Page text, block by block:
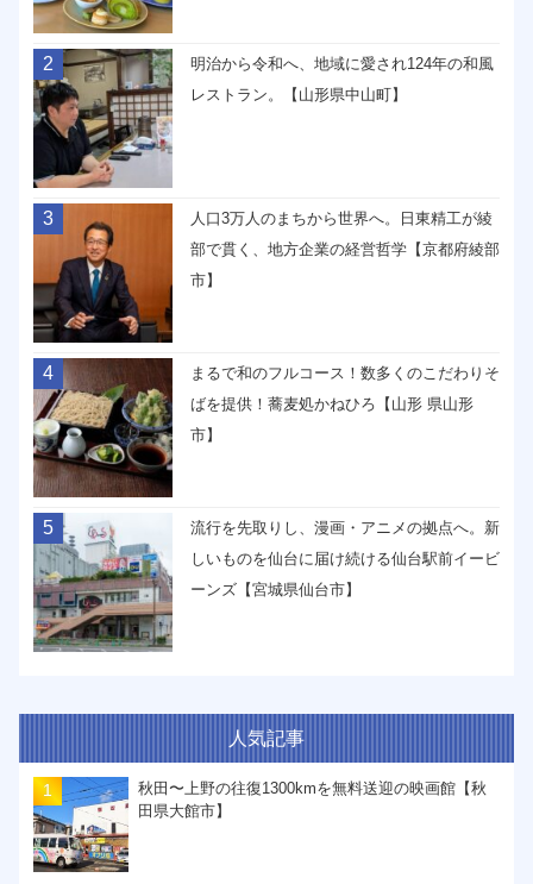
2
明治から令和へ、地域に愛され124年の和風
レストラン。【山形県中山町】
3
人口3万人のまちから世界へ。日東精工が綾
部で貫く、地方企業の経営哲学【京都府綾部
市】
4
まるで和のフルコース！数多くのこだわりそ
ばを提供！蕎麦処かねひろ【山形 県山形
市】
5
流行を先取りし、漫画・アニメの拠点へ。新
しいものを仙台に届け続ける仙台駅前イービ
ーンズ【宮城県仙台市】
人気記事
秋田〜上野の往復1300kmを無料送迎の映画館【秋
田県大館市】